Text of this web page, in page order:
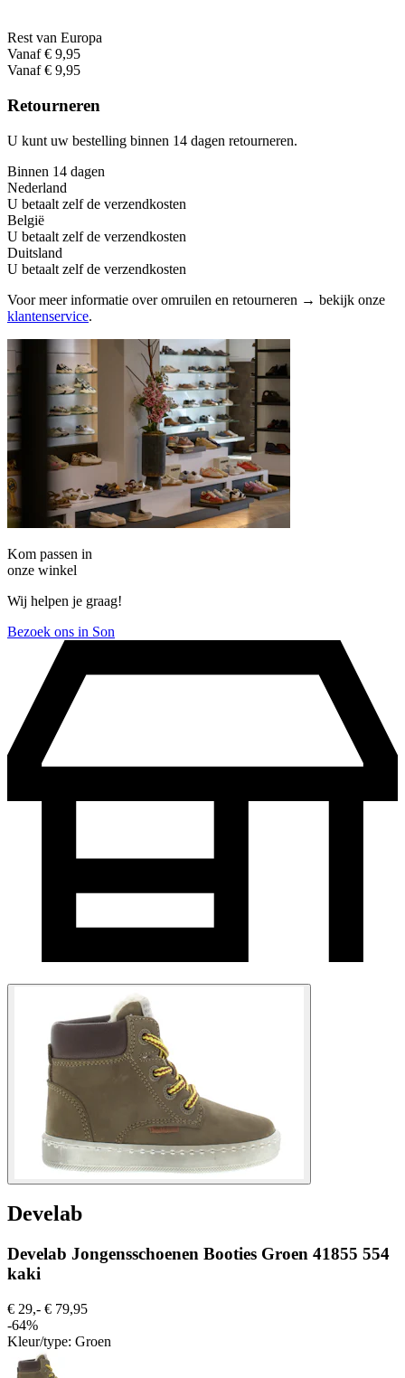
Rest van Europa
Vanaf € 9,95
Vanaf € 9,95
Retourneren
U kunt uw bestelling binnen 14 dagen retourneren.
Binnen 14 dagen
Nederland
U betaalt zelf de verzendkosten
België
U betaalt zelf de verzendkosten
Duitsland
U betaalt zelf de verzendkosten
Voor meer informatie over omruilen en retourneren → bekijk onze
klantenservice.
Kom passen in
onze winkel
Wij helpen je graag!
Bezoek ons in Son
Develab
Develab Jongensschoenen Booties Groen 41855 554
kaki
€ 29,- € 79,95
-64%
Kleur/type: Groen